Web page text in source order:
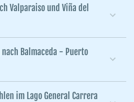
Valparaiso und Viña del
Balmaceda - Puerto
im Lago General Carrera